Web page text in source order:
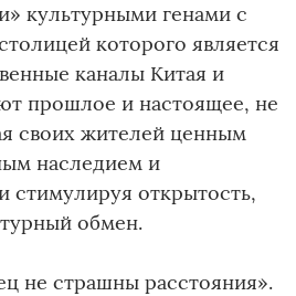
культурными генами с
которого является
каналы Китая и
прошлое и настоящее, не
своих жителей ценным
наследием и
стимулируя открытость,
обмен.
не страшны расстояния».